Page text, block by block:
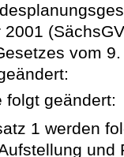
2001
vom
folgt geändert:
1 werden